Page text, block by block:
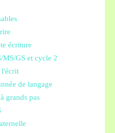
écriture
MS/GS et cycle 2
l'écrit
de langage
grands pas